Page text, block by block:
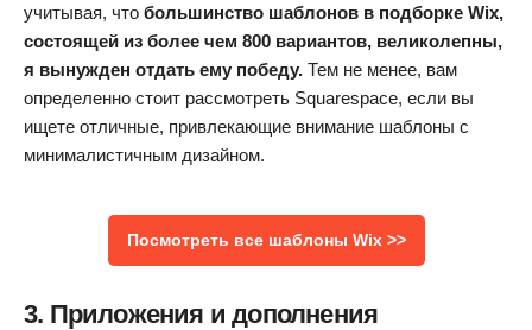
учитывая, что большинство шаблонов в подборке Wix,
состоящей из более чем 800 вариантов, великолепны,
я вынужден отдать ему победу. Тем не менее, вам
определенно стоит рассмотреть Squarespace, если вы
ищете отличные, привлекающие внимание шаблоны с
минималистичным дизайном.
Посмотреть все шаблоны Wix >>
3. Приложения и дополнения